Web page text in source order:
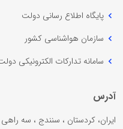
پایگاه اطلاع رسانی دولت
سازمان هواشناسی کشور
سامانه تدارکات الکترونیکی
آدرس
ایران، کردستان ، سنندج ، سه